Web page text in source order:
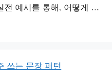
전 예시를 통해, 어떻게 …